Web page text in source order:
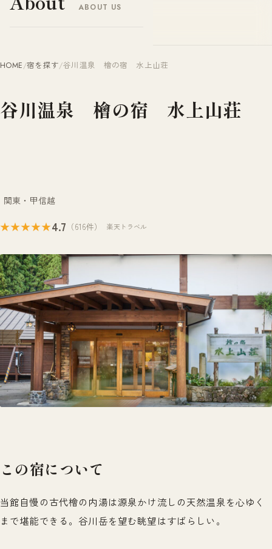
ABOUT US
HOME/宿を探す/谷川温泉 檜の宿 水上山荘
谷川温泉 檜の宿 水上山荘
関東・甲信越
★★★★★4.7 （616件） 楽天トラベル
この宿について
当館自慢の古代檜の内湯は源泉かけ流しの天然温泉を心ゆく
まで堪能できる。谷川岳を望む眺望はすばらしい。